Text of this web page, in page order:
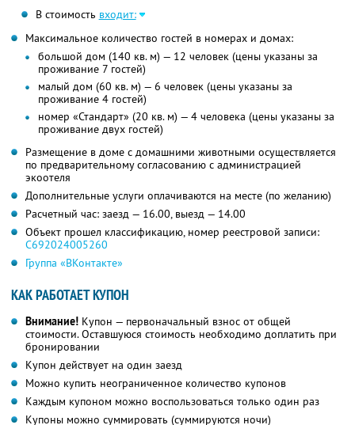
В стоимость входит:
Максимальное количество гостей в номерах и домах:
большой дом (140 кв. м) — 12 человек (цены указаны за
проживание 7 гостей)
малый дом (60 кв. м) — 6 человек (цены указаны за
проживание 4 гостей)
номер «Стандарт» (20 кв. м) — 4 человека (цены указаны за
проживание двух гостей)
Размещение в доме с домашними животными осуществляется
по предварительному согласованию с администрацией
экоотеля
Дополнительные услуги оплачиваются на месте (по желанию)
Расчетный час: заезд — 16.00, выезд — 14.00
Объект прошел классификацию, номер реестровой записи:
С692024005260
Группа «ВКонтакте»
КАК РАБОТАЕТ КУПОН
Внимание! Купон — первоначальный взнос от общей
стоимости. Оставшуюся стоимость необходимо доплатить при
бронировании
Купон действует на один заезд
Можно купить неограниченное количество купонов
Каждым купоном можно воспользоваться только один раз
Купоны можно суммировать (суммируются ночи)